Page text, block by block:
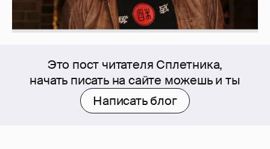
Это пост читателя Сплетника,
начать писать на сайте можешь и ты
Написать блог